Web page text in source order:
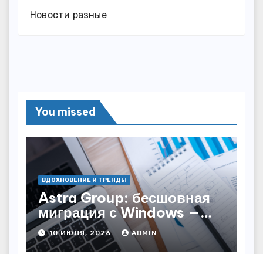
Новости разные
You missed
ВДОХНОВЕНИЕ И ТРЕНДЫ
Astra Group: бесшовная
миграция с Windows —
как сохранить бизнес-
непрерывность
10 ИЮЛЯ, 2026 ADMIN